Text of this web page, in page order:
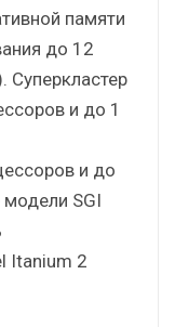
памяти
до 12
Суперкластер
и до 1
и до
SGI
Itanium 2